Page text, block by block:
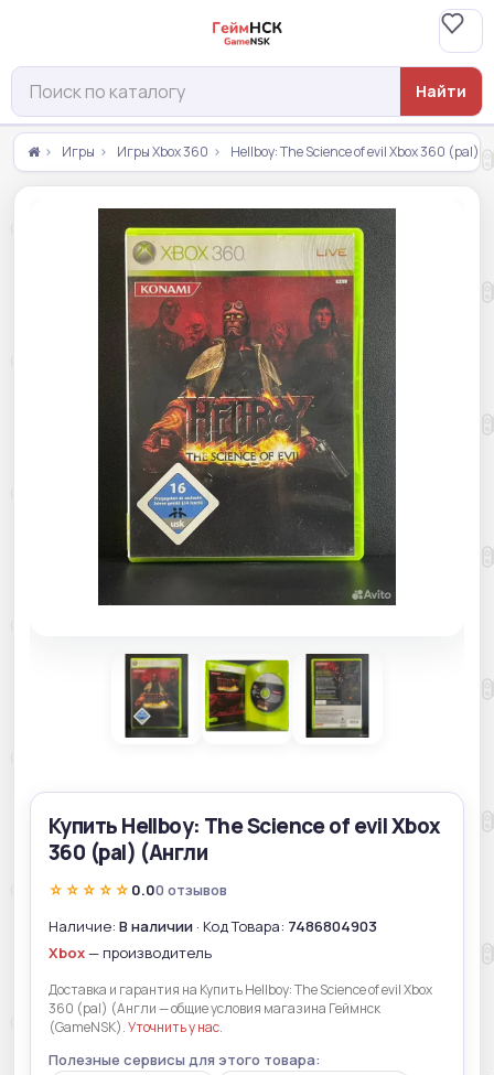
Найти
Игры Игры Xbox 360 Hellboy: The Science of evil Xbox 360 (pal)
Купить Hellboy: The Science of evil Xbox
360 (pal) (Англи
☆☆☆☆☆ 0.00 отзывов
Наличие: В наличии · Код Товара: 7486804903
Xbox— производитель
Доставка и гарантия на Купить Hellboy: The Science of evil Xbox
360 (pal) (Англи — общие условия магазина Геймнск
(GameNSK).Уточнить у нас.
Полезные сервисы для этого товара: